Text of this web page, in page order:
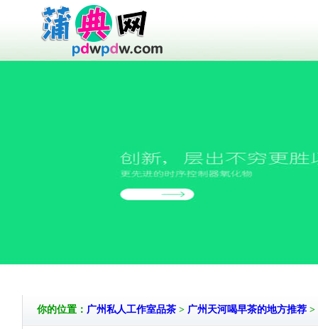
你的位置： 广州私人工作室品茶 > 广州天河喝早茶的地方推荐 >